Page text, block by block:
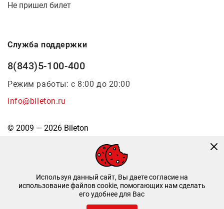
Не пришел билет
Служба поддержки
8(843)5-100-400
Режим работы: с 8:00 до 20:00
info@bileton.ru
© 2009 — 2026 Bileton
Инфоматика
Используя данный сайт, Вы даете согласие на
использование файлов cookie, помогающих нам сделать
его удобнее для Вас